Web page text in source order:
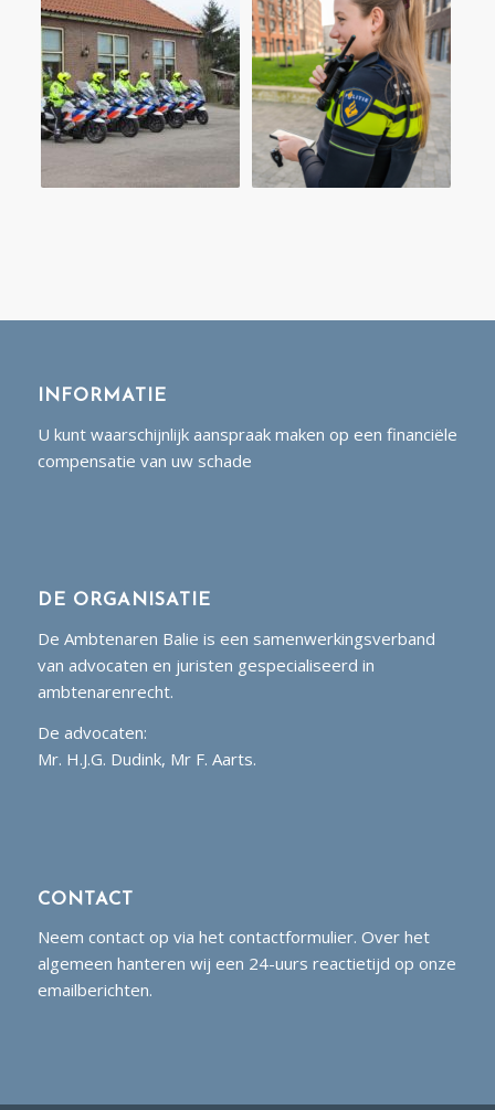
INFORMATIE
U kunt waarschijnlijk aanspraak maken op een financiële
compensatie van uw schade
DE ORGANISATIE
De Ambtenaren Balie is een samenwerkingsverband
van advocaten en juristen gespecialiseerd in
ambtenarenrecht.
De advocaten:
Mr. H.J.G. Dudink, Mr F. Aarts.
CONTACT
Neem contact op via het contactformulier. Over het
algemeen hanteren wij een 24-uurs reactietijd op onze
emailberichten.